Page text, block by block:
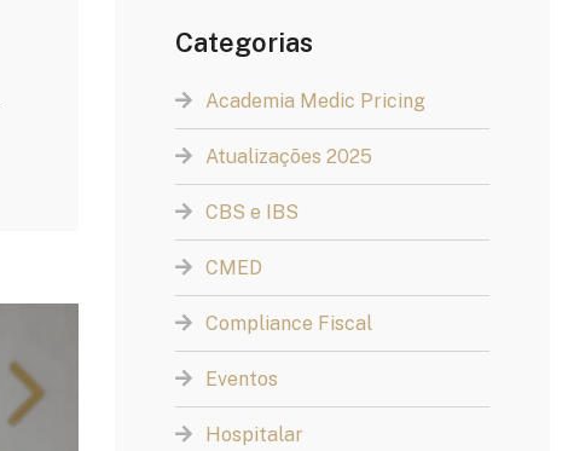
Categorias
Academia Medic Pricing
Atualizações 2025
CBS e IBS
CMED
Compliance Fiscal
Eventos
Hospitalar